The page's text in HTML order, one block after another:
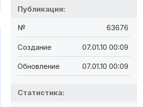
Публикация:
№ 63676
Создание 07.01.10 00:09
Обновление 07.01.10 00:09
Статистика: